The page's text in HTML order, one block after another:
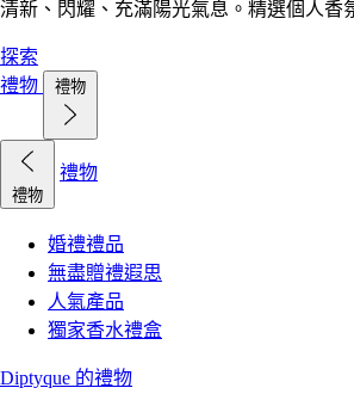
清新、閃耀、充滿陽光氣息。精選個人香
探索
禮物
禮物
禮物
禮物
婚禮禮品
無盡贈禮遐思
人氣產品
獨家香水禮盒
Diptyque 的禮物